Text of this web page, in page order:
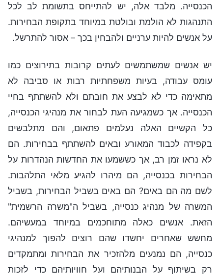
הכנסייה. מלבד אלה, יש להתייחס בתשומת לב לכל
התנהגות לא הולמת ובולטת במיוחד בתקופת הבחירות.
על אנשים להיות ערניים ולהבחין בכך – אסור להתרשל.
יש אנשים שמשתמשים לעתים קרובות בתירוצים כמו
עומס עבודה, בעיות משפחתיות רבות או סביבה לא
מתאימה כדי לא לבצע את חובתם ולא להשתתף בחיי
הכנסייה. אך כשמגיעה העת לבחור את מנהיגי הכנסייה,
כל הקשיים האלה נעלמים פתאום, והם מתלבשים
בקפידה לכבוד המאורע ובאים להשתתף בבחירות. הם
לא נראו זמן רב, אך כששמעו את החדשות הנהדרות על
הבחירות בכנסייה, הם מיהרו להגיע מלאי התלהבות.
לשם מה הם באים? הם באים בשביל הבחירות, בשביל
המשרה של מנהיג כנסייה, בשביל ה"משרה הרשמית"
הזאת. אנשים כאלה מתוחכמים במיוחד במעשיהם.
מחשש שאחרים יחשדו שהם רוצים להפוך למנהיגי
כנסייה, הם נמנעים מלהזכיר את הבחירות ומתמקדים
רק בשיתוף על הבנותיהם ועל חוויותיהם כדי לזכות